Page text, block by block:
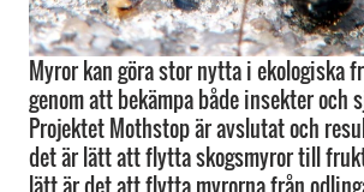
Myror kan göra stor nytta i ekologiska
genom att bekämpa både insekter och
Projektet Mothstop är avslutat och
det är lätt att flytta skogsmyror till